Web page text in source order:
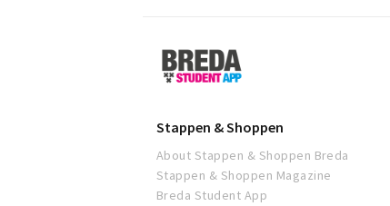
Breda
Student
App
Stappen & Shoppen
About Stappen & Shoppen Breda
Stappen & Shoppen Magazine
Breda Student App